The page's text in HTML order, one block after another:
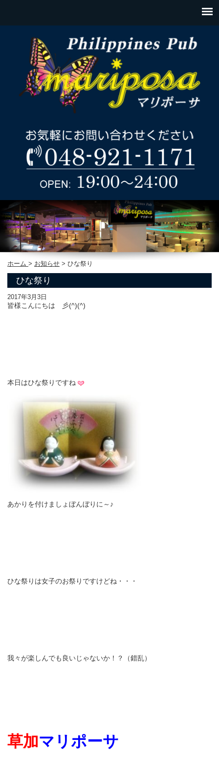
ホーム > お知らせ > ひな祭り
ひな祭り
2017年3月3日
皆様こんにちは 彡(^)(^)
本日はひな祭りですね
あかりを付けましょぼんぼりに～♪
ひな祭りは女子のお祭りですけどね・・・
我々が楽しんでも良いじゃないか！？（錯乱）
草加マリポーサ